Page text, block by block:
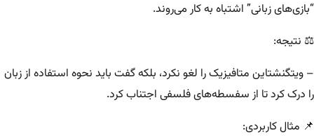
“بازی‌های زبانی” اشتباه به کار می‌روند.
⚖️ نتیجه:
– ویتگنشتاین متافیزیک را لغو نکرد، بلکه گفت باید نحوه استفاده از زبان
را درک کرد تا از سفسطه‌های فلسفی اجتناب کرد.
📌 مثال کاربردی: